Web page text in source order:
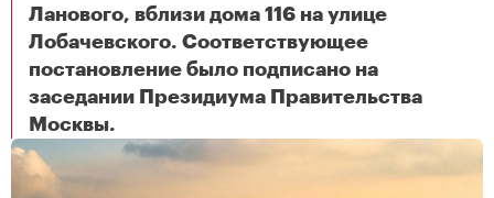
Ланового, вблизи дома 116 на улице
Лобачевского. Соответствующее
постановление было подписано на
заседании Президиума Правительства
Москвы.
На западе Москвы появится улица Владимира Этуша